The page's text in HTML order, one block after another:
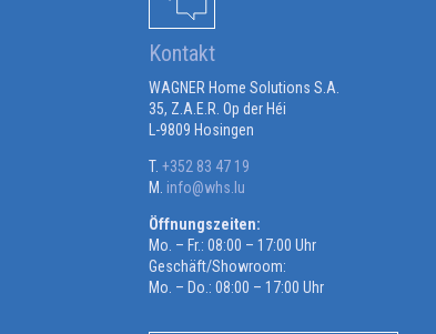
Kontakt
WAGNER Home Solutions S.A.
35, Z.A.E.R. Op der Héi
L-9809 Hosingen
T.+352 83 47 19
M. info@whs.lu
Öffnungszeiten:
Mo. – Fr.: 08:00 – 17:00 Uhr
Geschäft/Showroom:
Mo. – Do.: 08:00 – 17:00 Uhr